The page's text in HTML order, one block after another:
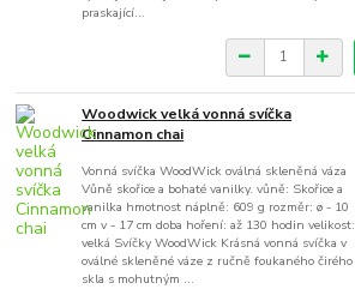
praskající...
Woodwick velká vonná svíčka
Cinnamon chai
Vonná svíčka WoodWick oválná skleněná váza
Vůně skořice a bohaté vanilky. vůně: Skořice a
vanilka hmotnost náplně: 609 g rozměr: ø - 10
cm v - 17 cm doba hoření: až 130 hodin velikost:
velká Svíčky WoodWick Krásná vonná svíčka v
oválné skleněné váze z ručně foukaného čirého
skla s mohutným ...